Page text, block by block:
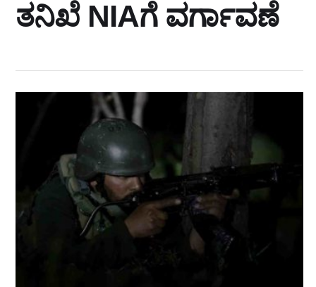
ತನಿಖೆ NIAಗೆ ವರ್ಗಾವಣೆ